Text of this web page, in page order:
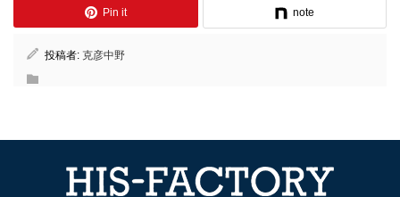
Pin it note
投稿者: 克彦中野